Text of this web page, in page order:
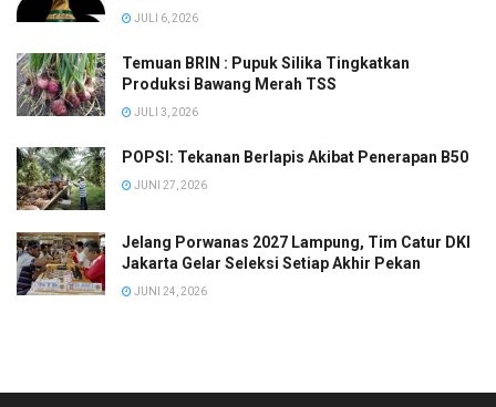
JULI 6, 2026
Temuan BRIN : Pupuk Silika Tingkatkan
Produksi Bawang Merah TSS
JULI 3, 2026
POPSI: Tekanan Berlapis Akibat Penerapan B50
JUNI 27, 2026
Jelang Porwanas 2027 Lampung, Tim Catur DKI
Jakarta Gelar Seleksi Setiap Akhir Pekan
JUNI 24, 2026